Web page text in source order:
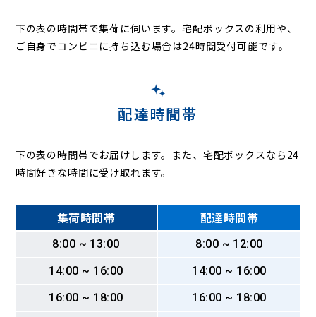
下の表の時間帯で集荷に伺います。宅配ボックスの利用や、
ご自身でコンビニに持ち込む場合は24時間受付可能です。
配達時間帯
下の表の時間帯でお届けします。また、宅配ボックスなら24
時間好きな時間に受け取れます。
集荷時間帯 配達時間帯
8:00 ~ 13:00
8:00 ~ 12:00
14:00 ~ 16:00
14:00 ~ 16:00
16:00 ~ 18:00
16:00 ~ 18:00